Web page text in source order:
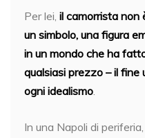
Per lei, il camorrista non
un simbolo, una figura
in un mondo che ha
qualsiasi prezzo – il fine
ogni idealismo.
In una Napoli di